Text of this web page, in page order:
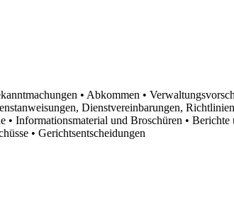
• Abkommen •
Dienstvereinbarungen,
• Informationsmaterial und Broschüren • Berichte
• Gerichtsentscheidungen